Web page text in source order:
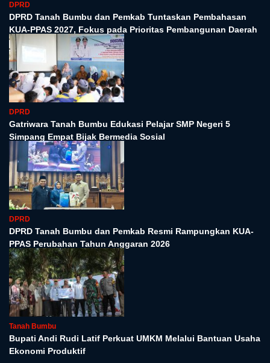
DPRD
DPRD Tanah Bumbu dan Pemkab Tuntaskan Pembahasan
KUA-PPAS 2027, Fokus pada Prioritas Pembangunan Daerah
DPRD
Gatriwara Tanah Bumbu Edukasi Pelajar SMP Negeri 5
Simpang Empat Bijak Bermedia Sosial
DPRD
DPRD Tanah Bumbu dan Pemkab Resmi Rampungkan KUA-
PPAS Perubahan Tahun Anggaran 2026
Tanah Bumbu
Bupati Andi Rudi Latif Perkuat UMKM Melalui Bantuan Usaha
Ekonomi Produktif